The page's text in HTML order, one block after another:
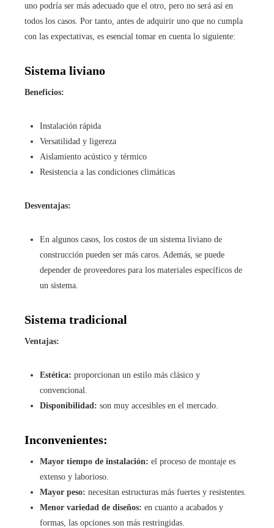
uno podría ser más adecuado que el otro, pero no será así en
todos los casos. Por tanto, antes de adquirir uno que no cumpla
con las expectativas, es esencial tomar en cuenta lo siguiente:
Sistema liviano
Beneficios:
Instalación rápida
Versatilidad y ligereza
Aislamiento acústico y térmico
Resistencia a las condiciones climáticas
Desventajas:
En algunos casos, los costos de un sistema liviano de
construcción pueden ser más caros. Además, se puede
depender de proveedores para los materiales específicos de
un sistema.
Sistema tradicional
Ventajas:
Estética: proporcionan un estilo más clásico y
convencional.
Disponibilidad: son muy accesibles en el mercado.
Inconvenientes:
Mayor tiempo de instalación: el proceso de montaje es
extenso y laborioso.
Mayor peso: necesitan estructuras más fuertes y resistentes.
Menor variedad de diseños: en cuanto a acabados y
formas, las opciones son más restringidas.